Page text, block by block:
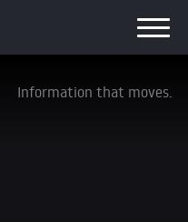
Information that moves.